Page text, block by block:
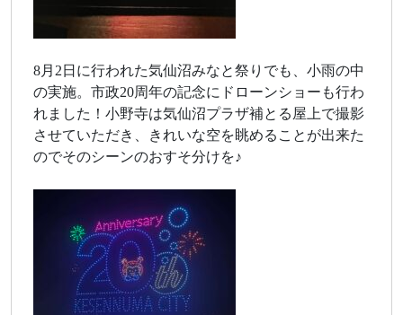
8月2日に行われた気仙沼みなと祭りでも、小雨の中
の実施。市政20周年の記念にドローンショーも行わ
れました！小野寺は気仙沼プラザ補とる屋上で撮影
させていただき、きれいな空を眺めることが出来た
のでそのシーンのおすそ分けを♪